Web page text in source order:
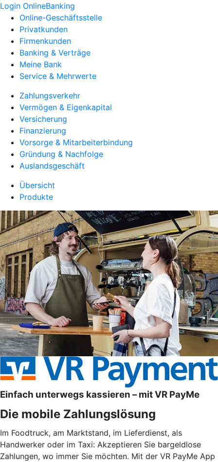
Login OnlineBanking
Online-Geschäftsstelle
Privatkunden
Firmenkunden
Banking & Verträge
Meine Bank
Service & Mehrwerte
Zahlungsverkehr
Vermögen & Eigenkapital
Versicherung
Finanzierung
Vorsorge & Mitarbeiterbindung
Gründung & Nachfolge
Auslandsgeschäft
Übersicht
Produkte
Einfach unterwegs kassieren – mit VR PayMe
Die mobile Zahlungslösung
Im Foodtruck, am Marktstand, im Lieferdienst, als
Handwerker oder im Taxi: Akzeptieren Sie bargeldlose
Zahlungen, wo immer Sie möchten. Mit der VR PayMe App